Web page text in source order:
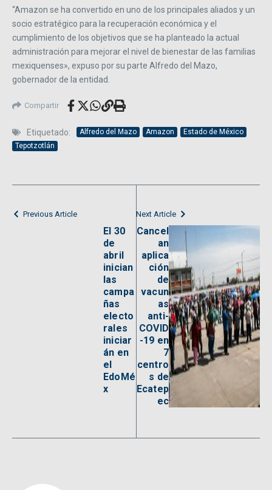
“Amazon se ha convertido en uno de los principales aliados y un
socio estratégico para la recuperación económica y el
cumplimiento de los objetivos que se ha planteado la actual
administración para mejorar el nivel de bienestar de las familias
mexiquenses», expuso por su parte Alfredo del Mazo,
gobernador de la entidad.
Compartir
Etiquetado: Alfredo del Mazo Amazon
Estado de México
Tepotzotlán
Previous Article
El 30
de
abril
inician
las
campa
ñas
electo
rales
iniciar
án en
el
EdoMé
x
Next Article
Cancel
an
aplica
ción
de
vacun
as
anti-
COVID
-19 en
7
centro
s de
Ecatep
ec